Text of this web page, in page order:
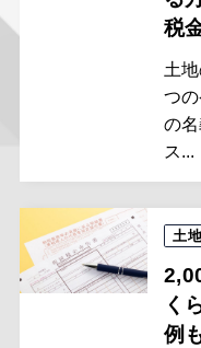
税
土
つ
の
ス...
土
く
例